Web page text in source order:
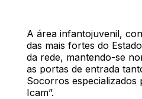
A área infantojuvenil,
das mais fortes do
da rede, mantendo-se
as portas de entrada
Socorros especializados
Icam”.